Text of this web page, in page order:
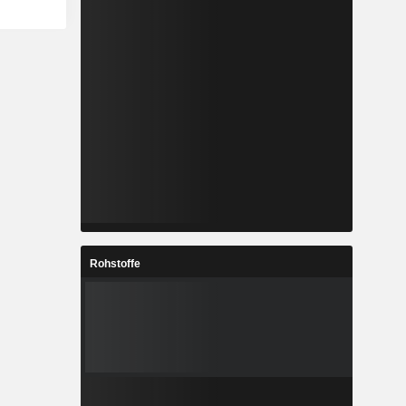
Rohstoffe